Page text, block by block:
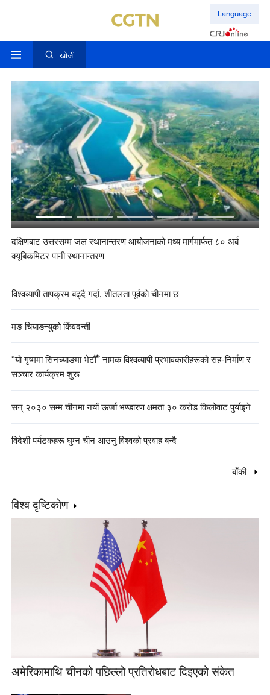
Language
खोजी
दक्षिणबाट उत्तरसम्म जल स्थानान्तरण आयोजनाको मध्य मार्गमार्फत ८० अर्ब
क्यूबिकमिटर पानी स्थानान्तरण
विश्वव्यापी तापक्रम बढ्दै गर्दा, शीतलता पूर्वको चीनमा छ
मङ चियाङन्युको किंवदन्ती
“यो गृष्ममा सिनच्याङमा भेटौँ” नामक विश्वव्यापी प्रभावकारीहरूको सह-निर्माण र
सञ्चार कार्यक्रम शुरू
सन् २०३० सम्म चीनमा नयाँ ऊर्जा भण्डारण क्षमता ३० करोड किलोवाट पुर्याइने
विदेशी पर्यटकहरू घुम्न चीन आउनु विश्वको प्रवाह बन्दै
बाँकी
विश्व दृष्टिकोण
अमेरिकामाथि चीनको पछिल्लो प्रतिरोधबाट दिइएको संकेत